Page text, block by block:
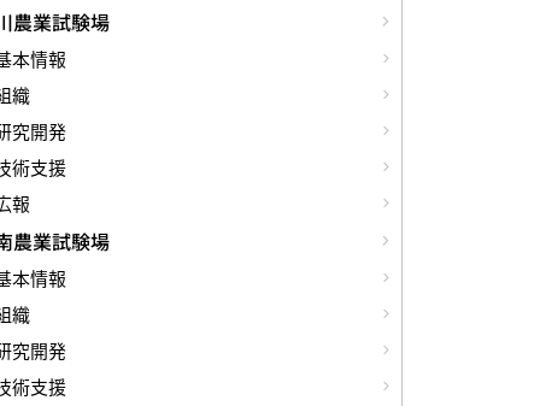
農業試験場
本情報
織
究開発
術支援
報
農業試験場
本情報
織
究開発
術支援